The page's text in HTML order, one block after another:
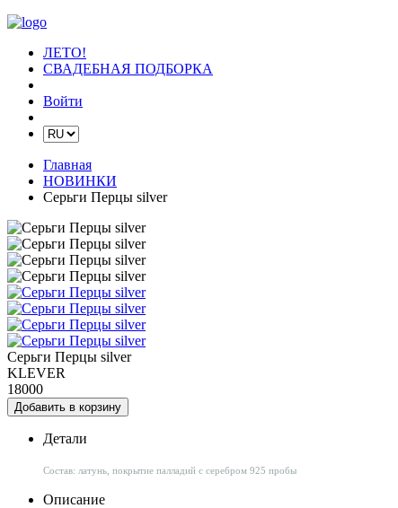
ЛЕТО!
СВАДЕБНАЯ ПОДБОРКА
Войти
Главная
НОВИНКИ
Серьги Перцы silver
Серьги Перцы silver
KLEVER
18000
Добавить в корзину
Детали
Состав: латунь, покрытие палладий с серебром 925 пробы
Описание